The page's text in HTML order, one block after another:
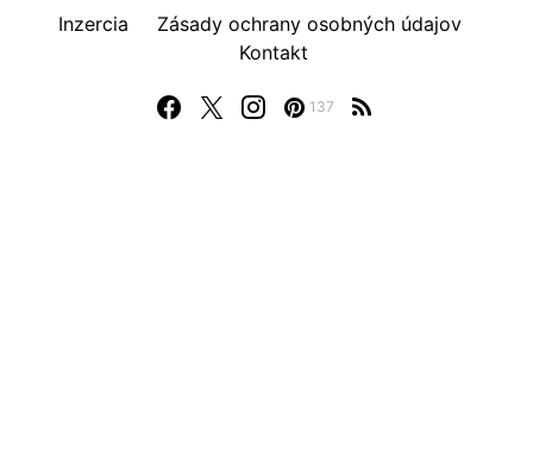
137
Inzercia
Zásady ochrany osobných údajov
Kontakt